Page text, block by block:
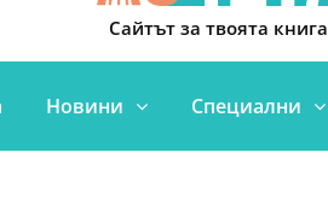
Сайтът за твоята книга
Новини Специални